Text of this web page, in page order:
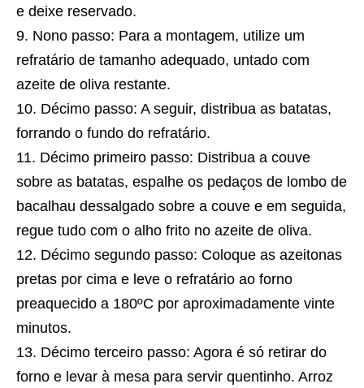
e deixe reservado.
Nono passo: Para a montagem, utilize um
refratário de tamanho adequado, untado com
azeite de oliva restante.
Décimo passo: A seguir, distribua as batatas,
forrando o fundo do refratário.
Décimo primeiro passo: Distribua a couve
sobre as batatas, espalhe os pedaços de lombo de
bacalhau dessalgado sobre a couve e em seguida,
regue tudo com o alho frito no azeite de oliva.
Décimo segundo passo: Coloque as azeitonas
pretas por cima e leve o refratário ao forno
preaquecido a 180ºC por aproximadamente vinte
minutos.
Décimo terceiro passo: Agora é só retirar do
forno e levar à mesa para servir quentinho. Arroz